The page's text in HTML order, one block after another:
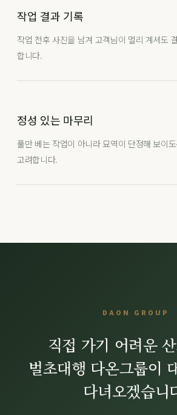
작업 결과 기록
작업 전후 사진을 남겨 고객님이 멀리 계셔도
합니다.
정성 있는 마무리
풀만 베는 작업이 아니라 묘역이 단정해 보이
고려합니다.
DAON GROUP
직접 가기 어려운
벌초대행 다온그룹이
다녀오겠습니